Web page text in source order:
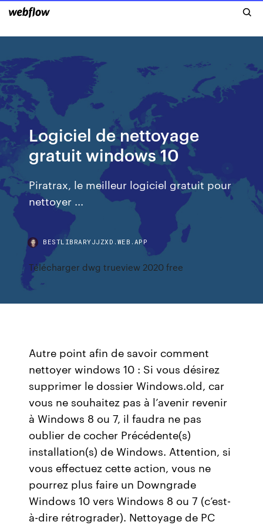
Logiciel de nettoyage
gratuit windows 10
Piratrax, le meilleur logiciel gratuit pour
nettoyer ...
BESTLIBRARYJJZXD.WEB.APP
Télécharger dwg trueview 2020 free
Autre point afin de savoir comment
nettoyer windows 10 : Si vous désirez
supprimer le dossier Windows.old, car
vous ne souhaitez pas à l’avenir revenir
à Windows 8 ou 7, il faudra ne pas
oublier de cocher Précédente(s)
installation(s) de Windows. Attention, si
vous effectuez cette action, vous ne
pourrez plus faire un Downgrade
Windows 10 vers Windows 8 ou 7 (c’est-
à-dire rétrograder). Nettoyage de PC